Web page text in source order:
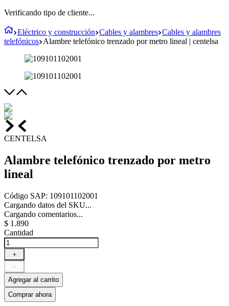
Verificando tipo de cliente...
Eléctrico y construcción Cables y alambres Cables y alambres
telefónicos Alambre telefónico trenzado por metro lineal | centelsa
CENTELSA
Alambre telefónico trenzado por metro
lineal
Código SAP: 109101102001
Cargando datos del SKU...
Cargando comentarios...
$ 1 .890
Cantidad
＋
－
Agregar al carrito
Comprar ahora